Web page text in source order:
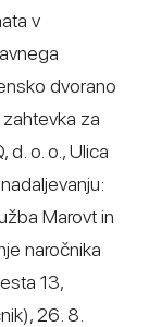
v
dvorano
za
d. o. o., Ulica
Marovt in
naročnika
13,
26. 8.